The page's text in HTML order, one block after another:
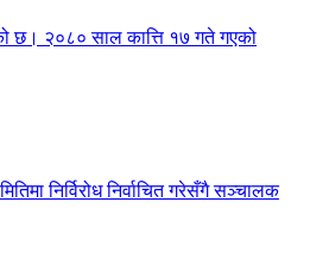
छ। २०८० साल कात्ति १७ गते गएको
निर्विरोध निर्वाचित गरेसँगै सञ्चालक